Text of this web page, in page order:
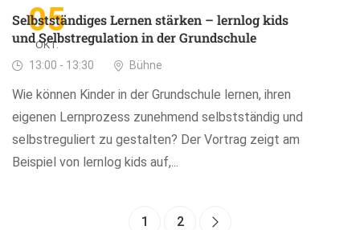
05
OKT.
Selbstständiges Lernen stärken – lernlog kids
und Selbstregulation in der Grundschule
13:00 - 13:30 Bühne
Wie können Kinder in der Grundschule lernen, ihren
eigenen Lernprozess zunehmend selbstständig und
selbstreguliert zu gestalten? Der Vortrag zeigt am
Beispiel von lernlog kids auf,...
1 2